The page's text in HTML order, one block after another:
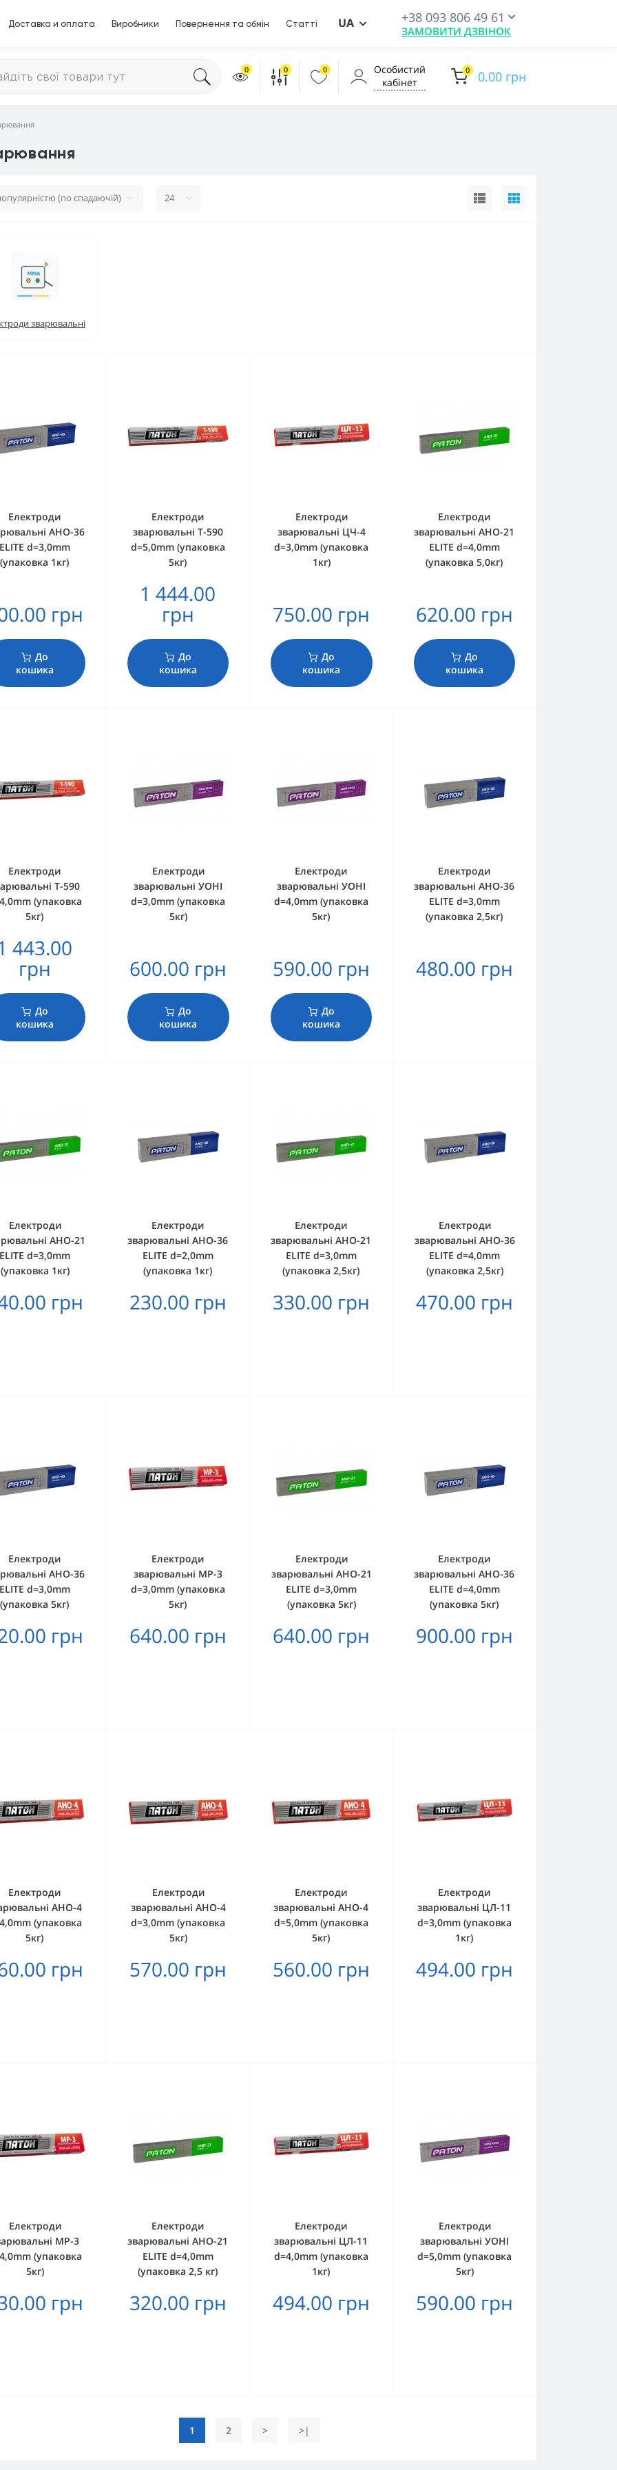
Доставка и оплата Виробники Повернення та обмін Статті UA +38 093 806 49 61
ЗАМОВИТИ ДЗВІНОК
0 0 0
Особистий
кабінет
0 0.00 грн
зварювальні
Електроди
АНО-36
d=3,0mm
(упаковка 1кг)
грн
До
кошика
Електроди
зварювальні Т-590
d=5,0mm (упаковка
5кг)
1 444.00
грн
До
кошика
Електроди
зварювальні ЦЧ-4
d=3,0mm (упаковка
1кг)
750.00 грн
До
кошика
Електроди
зварювальні АНО-21
ELITE d=4,0mm
(упаковка 5,0кг)
620.00 грн
До
кошика
Електроди
Т-590
(упаковка
5кг)
443.00
грн
До
кошика
Електроди
зварювальні УОНІ
d=3,0mm (упаковка
5кг)
600.00 грн
До
кошика
Електроди
зварювальні УОНІ
d=4,0mm (упаковка
5кг)
590.00 грн
До
кошика
Електроди
зварювальні АНО-36
ELITE d=3,0mm
(упаковка 2,5кг)
480.00 грн
Електроди
АНО-21
ELITE d=3,0mm
(упаковка 1кг)
грн
Електроди
зварювальні АНО-36
ELITE d=2,0mm
(упаковка 1кг)
230.00 грн
Електроди
зварювальні АНО-21
ELITE d=3,0mm
(упаковка 2,5кг)
330.00 грн
Електроди
зварювальні АНО-36
ELITE d=4,0mm
(упаковка 2,5кг)
470.00 грн
Електроди
АНО-36
d=3,0mm
(упаковка 5кг)
грн
Електроди
зварювальні MP-3
d=3,0mm (упаковка
5кг)
640.00 грн
Електроди
зварювальні АНО-21
ELITE d=3,0mm
(упаковка 5кг)
640.00 грн
Електроди
зварювальні АНО-36
ELITE d=4,0mm
(упаковка 5кг)
900.00 грн
Електроди
АНО-4
(упаковка
5кг)
грн
Електроди
зварювальні АНО-4
d=3,0mm (упаковка
5кг)
570.00 грн
Електроди
зварювальні АНО-4
d=5,0mm (упаковка
5кг)
560.00 грн
Електроди
зварювальні ЦЛ-11
d=3,0mm (упаковка
1кг)
494.00 грн
Електроди
MP-3
(упаковка
5кг)
грн
Електроди
зварювальні АНО-21
ELITE d=4,0mm
(упаковка 2,5 кг)
320.00 грн
Електроди
зварювальні ЦЛ-11
d=4,0mm (упаковка
1кг)
494.00 грн
Електроди
зварювальні УОНІ
d=5,0mm (упаковка
5кг)
590.00 грн
1 2 > >|